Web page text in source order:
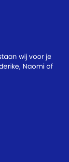
wij voor je
Naomi of